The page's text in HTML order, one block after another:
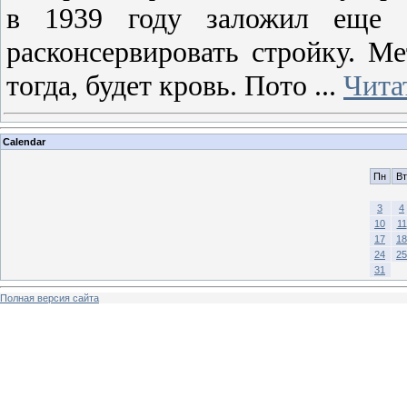
в 1939 году заложил
расконсервировать стройку.
тогда, будет кровь. Пото ...
Calendar
Пн Вт
3
4
10
11
17
18
24
25
31
Полная версия сайта